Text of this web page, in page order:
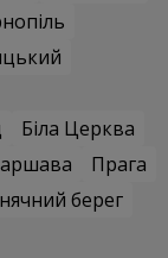
Біла Церква
Прага
берег